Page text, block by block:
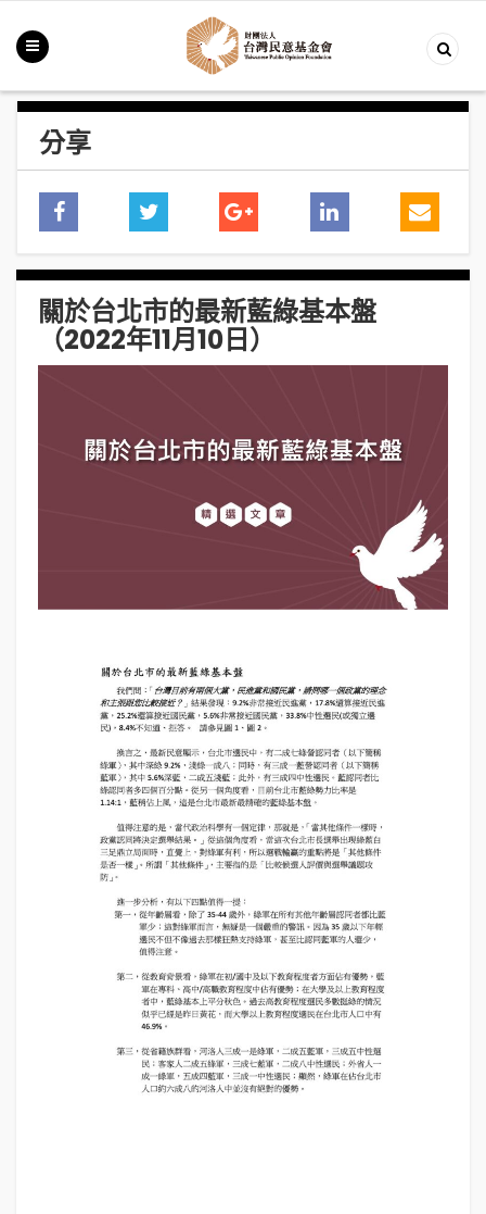
分享
關於台北市的最新藍綠基本盤
（2022年11月10日）